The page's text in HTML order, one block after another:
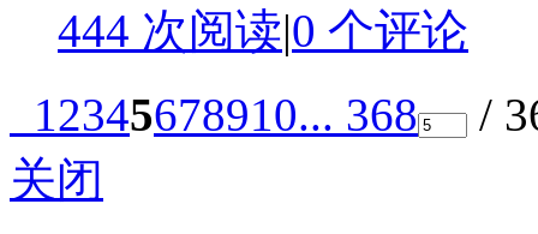
444 次阅读|0 个评论
12345678910... 368
/
关闭